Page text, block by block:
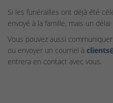
Si les funérailles ont déjà été
envoyé à la famille, mais un
Vous pouvez aussi
ou envoyer un courriel à
entrera en contact avec vous.